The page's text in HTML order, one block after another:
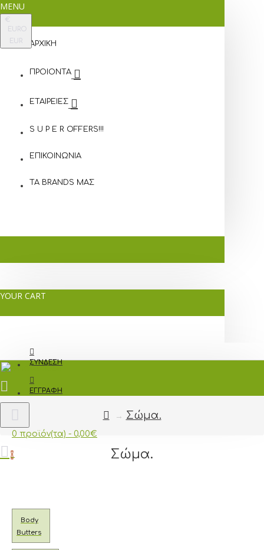
MENU
€
EURO
EUR
ΑΡΧΙΚΗ
ΠΡΟΙΟΝΤΑ
ΕΤΑΙΡΕΙΕΣ
S U P E R OFFERS!!!
ΕΠΙΚΟΙΝΩΝΙΑ
ΤΑ BRANDS ΜΑΣ
YOUR CART
ΣΎΝΔΕΣΗ
ΕΓΓΡΑΦΉ
0 προϊόν(τα) - 0,00€
0
Σώμα.
Σώμα.
Body
Butters